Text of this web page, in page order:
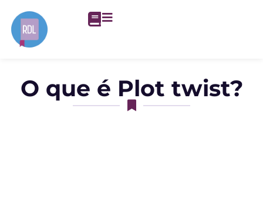
O que é Plot twist?